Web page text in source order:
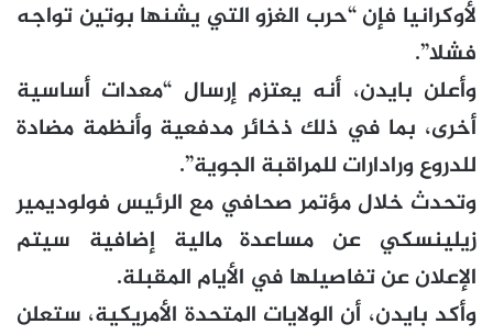
لأوكرانيا فإن “حرب الغزو التي يشنها بوتين تواجه
فشلا”.
وأعلن بايدن، أنه يعتزم إرسال “معدات أساسية
أخرى، بما في ذلك ذخائر مدفعية وأنظمة مضادة
للدروع ورادارات للمراقبة الجوية”.
وتحدث خلال مؤتمر صحافي مع الرئيس فولوديمير
زيلينسكي عن مساعدة مالية إضافية سيتم
الإعلان عن تفاصيلها في الأيام المقبلة.
وأكد بايدن، أن الولايات المتحدة الأمريكية، ستعلن